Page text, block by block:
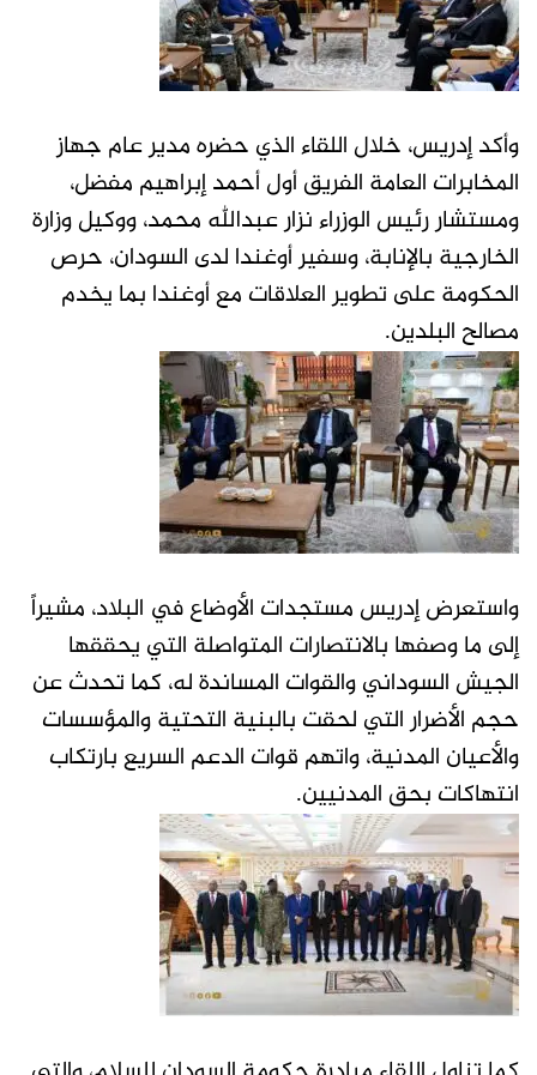
وأكد إدريس، خلال اللقاء الذي حضره مدير عام جهاز
المخابرات العامة الفريق أول أحمد إبراهيم مفضل،
ومستشار رئيس الوزراء نزار عبدالله محمد، ووكيل وزارة
الخارجية بالإنابة، وسفير أوغندا لدى السودان، حرص
الحكومة على تطوير العلاقات مع أوغندا بما يخدم
مصالح البلدين.
واستعرض إدريس مستجدات الأوضاع في البلاد، مشيراً
إلى ما وصفها بالانتصارات المتواصلة التي يحققها
الجيش السوداني والقوات المساندة له، كما تحدث عن
حجم الأضرار التي لحقت بالبنية التحتية والمؤسسات
والأعيان المدنية، واتهم قوات الدعم السريع بارتكاب
انتهاكات بحق المدنيين.